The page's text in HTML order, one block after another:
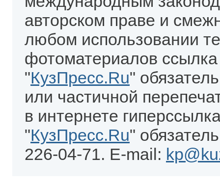
авторском праве и
любом использовании
фотоматериалов
"КузПресс.Ru"
или частичной
в интернете
"КузПресс.Ru"
226-04-71. E-mail: